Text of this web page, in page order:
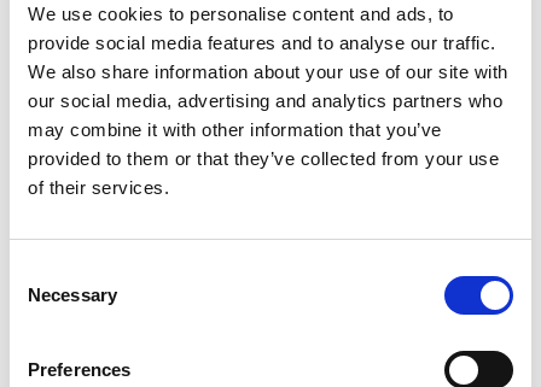
We use cookies to personalise content and ads, to
provide social media features and to analyse our traffic.
We also share information about your use of our site with
our social media, advertising and analytics partners who
may combine it with other information that you’ve
provided to them or that they’ve collected from your use
of their services.
Selection
Necessary
Preferences
Istituto Comprensivo di Poppi
NORMA O TITOLO A BASE DELL'ATTRIBUZIONE:
L. 241/90 e L. 394/91 e ss. mm. ii.
PI/CF:
94004060516
UFFICIO:
Ufficio Promozione
Dr. Nevio Agostini
Individuazione diretta